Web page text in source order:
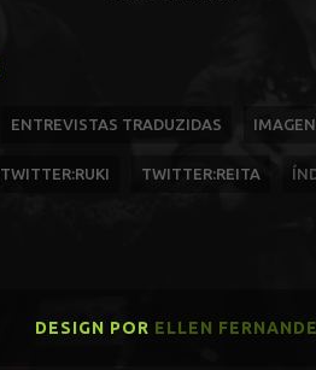
ENTREVISTAS TRADUZIDAS
TWITTER:RUKI TWITTER:REITA
DESIGN POR ELLEN